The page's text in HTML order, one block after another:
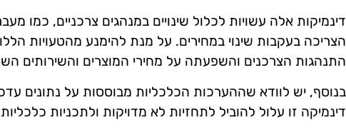
דינמיקות אלה עשויות לכלול שינויים במנהגים צרכניים, כמו
הצריכה בעקבות שינוי במחירים. על מנת להימנע מהטעויות
התנהגות הצרכנים והשפעתה על מחירי המוצרים והשירותים
בנוסף, יש לוודא שההערכות הכלכליות מבוססות על נתונים
דינמיקה זו עלול להוביל לתחזיות לא מדויקות ולתכניות